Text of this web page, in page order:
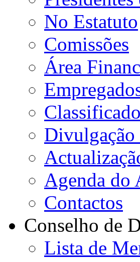
No Estatuto
Comissões
Área
Agenda do
Contactos
Conselho de
Lista de